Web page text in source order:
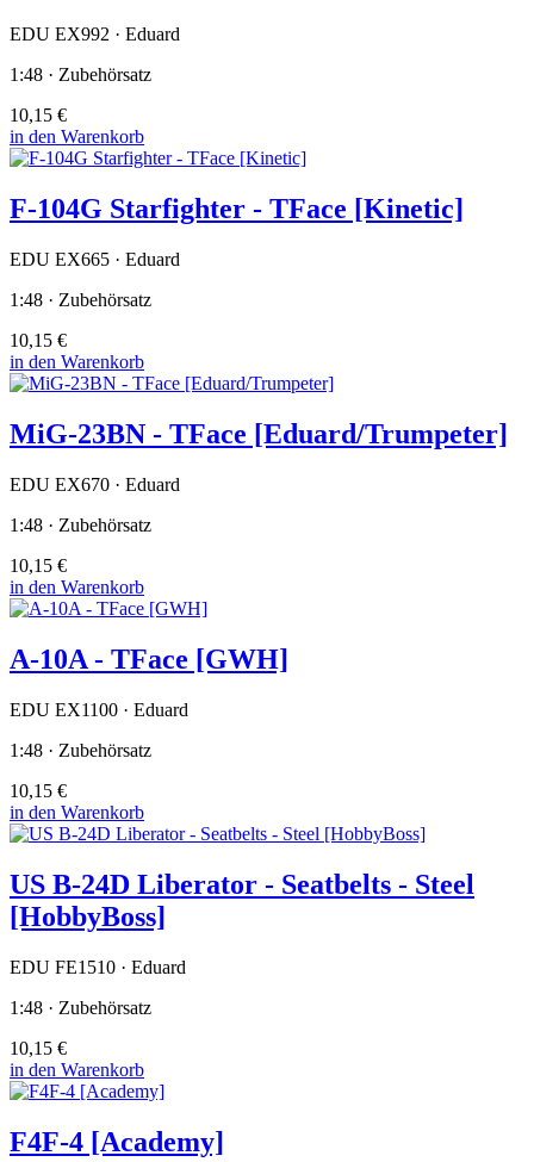
EDU EX992 · Eduard
1:48 · Zubehörsatz
10,15 €
in den Warenkorb
F-104G Starfighter - TFace [Kinetic]
EDU EX665 · Eduard
1:48 · Zubehörsatz
10,15 €
in den Warenkorb
MiG-23BN - TFace [Eduard/Trumpeter]
EDU EX670 · Eduard
1:48 · Zubehörsatz
10,15 €
in den Warenkorb
A-10A - TFace [GWH]
EDU EX1100 · Eduard
1:48 · Zubehörsatz
10,15 €
in den Warenkorb
US B-24D Liberator - Seatbelts - Steel
[HobbyBoss]
EDU FE1510 · Eduard
1:48 · Zubehörsatz
10,15 €
in den Warenkorb
F4F-4 [Academy]